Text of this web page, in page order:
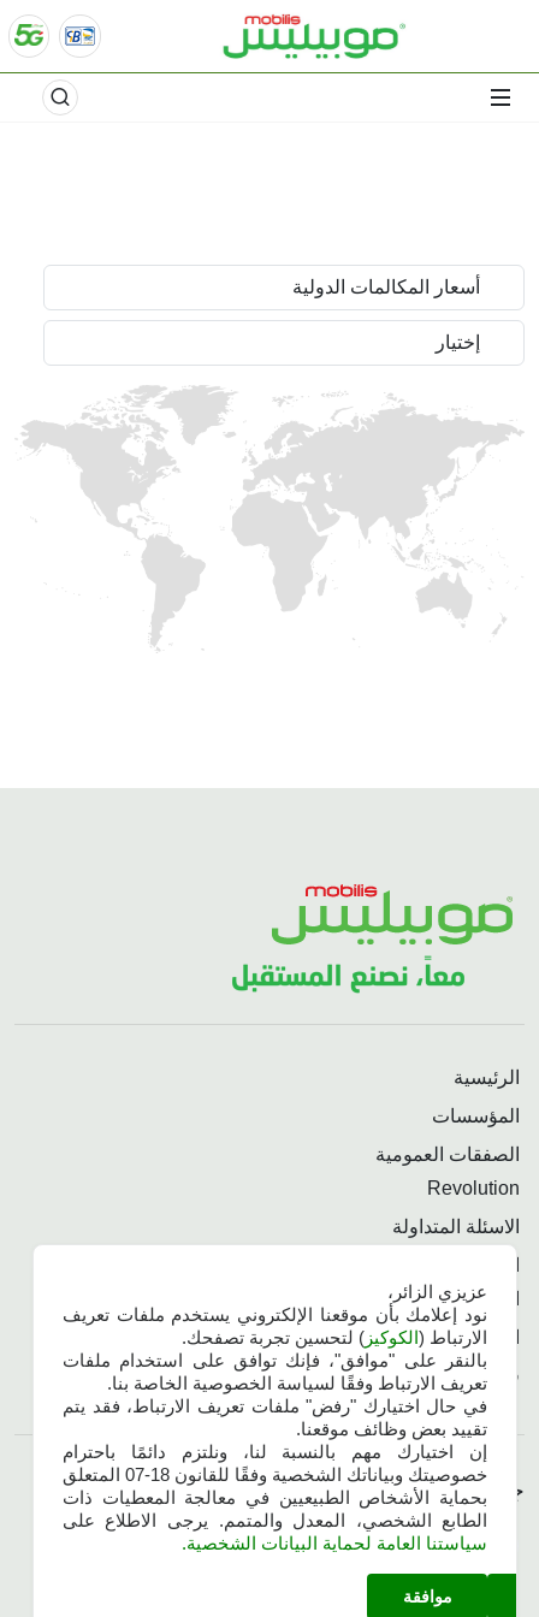
الرئيسية
المؤسسات
الصفقات العمومية
Revolution
الاسئلة المتداولة
الأمن السيبراني
المسرد
فهرس الربط البيني
جميع الحقوق محفوظة | موبيليس 2026 |
عزيزي الزائر،
نود إعلامك بأن موقعنا الإلكتروني يستخدم ملفات تعريف
الارتباط (الكوكيز ) لتحسين تجربة تصفحك.
بالنقر على "موافق"، فإنك توافق على استخدام ملفات
تعريف الارتباط وفقًا لسياسة الخصوصية الخاصة بنا.
في حال اختيارك "رفض" ملفات تعريف الارتباط، فقد يتم
تقييد بعض وظائف موقعنا.
إن اختيارك مهم بالنسبة لنا، ونلتزم دائمًا باحترام
خصوصيتك وبياناتك الشخصية وفقًا للقانون 18-07 المتعلق
بحماية الأشخاص الطبيعيين في معالجة المعطيات ذات
الطابع الشخصي، المعدل والمتمم. يرجى الاطلاع على
سياستنا العامة لحماية البيانات الشخصية.
موافقة